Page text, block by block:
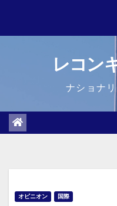
レコン
ナショナ
オピニオン 国際